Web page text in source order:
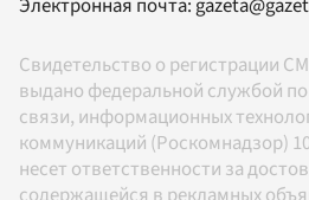
Свидетельство о регистрации
выдано федеральной службой
связи, информационных
коммуникаций (Роскомнадзор)
несет ответственности за